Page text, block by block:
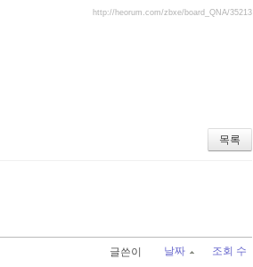
http://heorum.com/zbxe/board_QNA/35213
목록
글쓴이 날짜 조회 수